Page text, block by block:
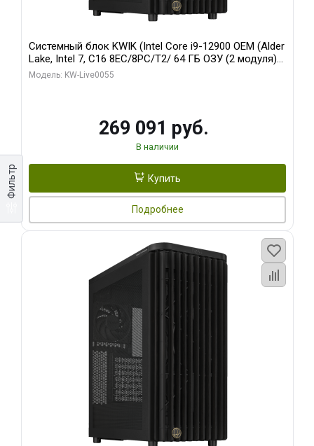
Фильтр
Системный блок KWIK (Intel Core i9-12900 OEM (Alder
Lake, Intel 7, C16 8EC/8PC/T2/ 64 ГБ ОЗУ (2 модуля)/
MSI RTX5080 SHADOW 3X OC 16GB GDDR7 256bit 3xDP
Модель: KW-Live0055
269 091 руб.
В наличии
Купить
Подробнее